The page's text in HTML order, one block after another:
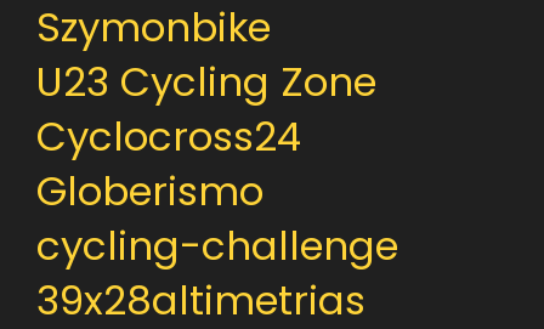
Szymonbike
U23 Cycling Zone
Cyclocross24
Globerismo
cycling-challenge
39x28altimetrias